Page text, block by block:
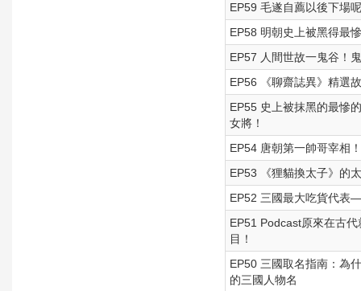
EP59 毛遂自薦以後下場
EP58 明朝史上被黑得最
EP57 人間世故一鬼谷！
EP56 《聊齋誌異》精選
EP55 史上被抹黑的最慘
女將！
EP54 唐朝第一帥哥宰相
EP53 《狸貓換太子》的
EP52 三國最大吃貨代表
EP51 Podcast原來在古
目！
EP50 三國取名指南：為
的三國人物名